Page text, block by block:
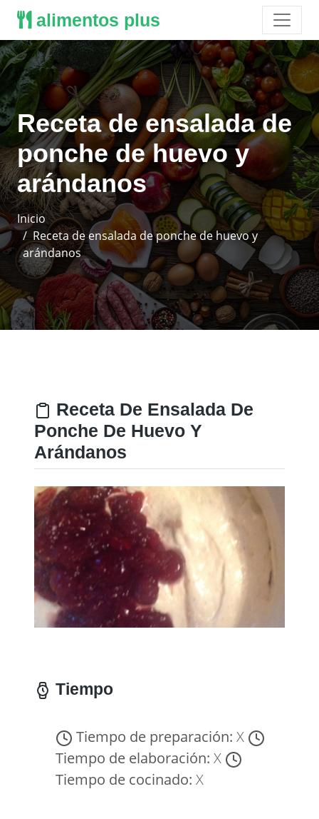
alimentos plus
Receta de ensalada de
ponche de huevo y
arándanos
Inicio
Receta de ensalada de ponche de huevo y
arándanos
Receta De Ensalada De
Ponche De Huevo Y
Arándanos
Tiempo
Tiempo de preparación: X
Tiempo de elaboración: X
Tiempo de cocinado: X